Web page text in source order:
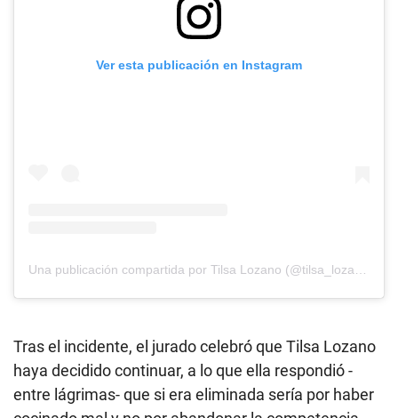
Ver esta publicación en Instagram
Una publicación compartida por Tilsa Lozano (@tilsa_lozano)
Tras el incidente, el jurado celebró que Tilsa Lozano
haya decidido continuar, a lo que ella respondió -
entre lágrimas- que si era eliminada sería por haber